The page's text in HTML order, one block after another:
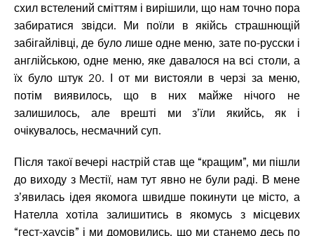
схил встелений сміттям і вирішили, що нам точно пора
забиратися звідси. Ми поїли в якійсь страшнющій
забігайлівці, де було лише одне меню, зате по-русски і
англійською, одне меню, яке давалося на всі столи, а
їх було штук 20. І от ми вистояли в черзі за меню,
потім виявилось, що в них майже нічого не
залишилось, але врешті ми з’їли якийсь, як і
очікувалось, несмачний суп.
Після такої вечері настрій став ще “кращим”, ми пішли
до виходу з Местії, нам тут явно не були раді. В мене
з’явилась ідея якомога швидше покинути це місто, а
Нателла хотіла залишитись в якомусь з місцевих
“гест-хаусів” і ми домовились, що ми станемо десь по